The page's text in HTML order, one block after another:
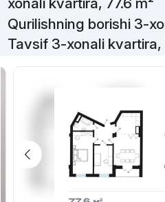
Qurilishning borishi 3-
Tavsif 3-xonali kvartira,